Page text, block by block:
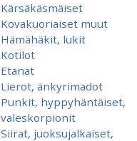
Kärsäkäsmäiset
Kovakuoriaiset muut
Hämähäkit, lukit
Kotilot
Etanat
Lierot, änkyrimadot
Punkit, hyppyhäntäiset,
valeskorpionit
Siirat, juoksujalkaiset,